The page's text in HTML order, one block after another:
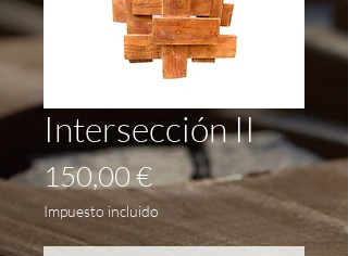
Intersección II
150,00 €Precio
Impuesto incluido